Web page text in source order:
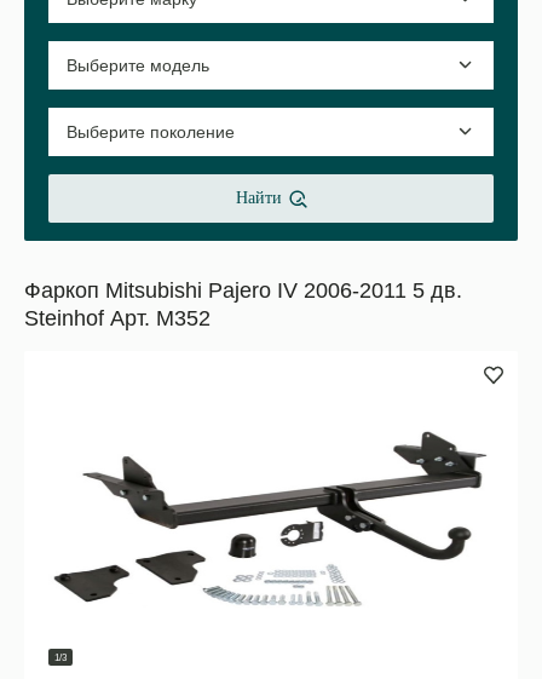
Найти
Фаркоп Mitsubishi Pajero IV 2006-2011 5 дв.
Steinhof Арт. M352
1/3